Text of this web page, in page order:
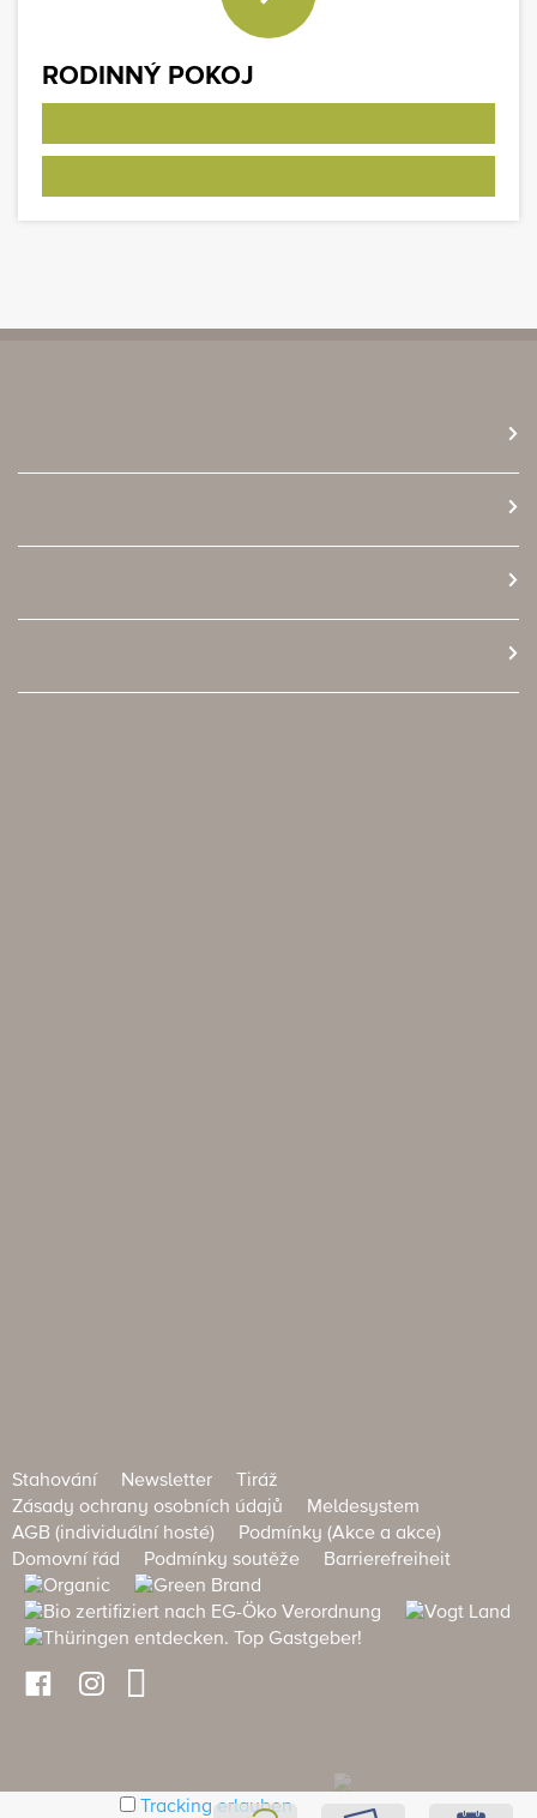
RODINNÝ POKOJ
Stahování Newsletter
Tiráž
Zásady ochrany osobních údajů
Meldesystem
AGB (individuální hosté)
Podmínky (Akce a akce)
Domovní řád
Podmínky soutěže Barrierefreiheit
Tracking erlauben